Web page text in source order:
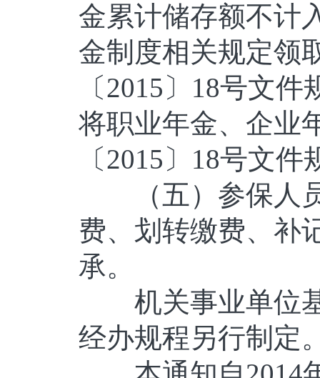
金累计储存额不计
金制度相关规定领
〔2015〕18号文
将职业年金、企业
〔2015〕18号文
（五）参保人员
费、划转缴费、补
承。
机关事业单位基
经办规程另行制定